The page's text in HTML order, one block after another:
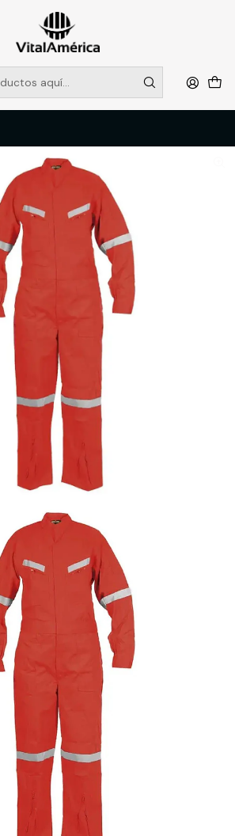
SOLO RETIROS EN TIENDA, DESDE
5956 2237
Leer más
VESTIMENTA TECNICA Y CORPORATIVA
Y CHALECOS GEOLOGOS
CINTA ROJO BUFALO T/S